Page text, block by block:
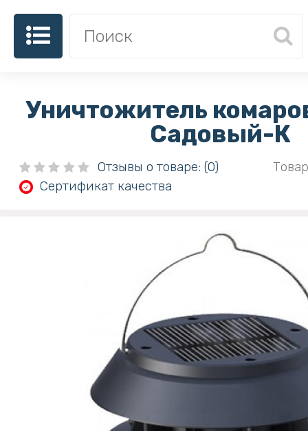
Уничтожитель
Садовый-К
Отзывы о товаре: (0)
Сертификат качества